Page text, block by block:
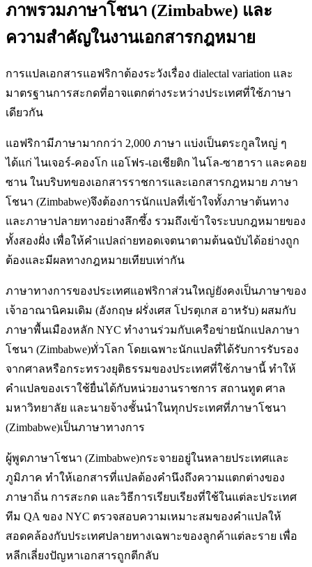
ภาพรวมภาษาโชนา (Zimbabwe) และ
ความสำคัญในงานเอกสารกฎหมาย
การแปลเอกสารแอฟริกาต้องระวังเรื่อง dialectal variation และ
มาตรฐานการสะกดที่อาจแตกต่างระหว่างประเทศที่ใช้ภาษา
เดียวกัน
แอฟริกามีภาษามากกว่า 2,000 ภาษา แบ่งเป็นตระกูลใหญ่ ๆ
ได้แก่ ไนเจอร์-คองโก แอโฟร-เอเชียติก ไนโล-ซาฮารา และคอย
ซาน ในบริบทของเอกสารราชการและเอกสารกฎหมาย ภาษา
โชนา (Zimbabwe)จึงต้องการนักแปลที่เข้าใจทั้งภาษาต้นทาง
และภาษาปลายทางอย่างลึกซึ้ง รวมถึงเข้าใจระบบกฎหมายของ
ทั้งสองฝั่ง เพื่อให้คำแปลถ่ายทอดเจตนาตามต้นฉบับได้อย่างถูก
ต้องและมีผลทางกฎหมายเทียบเท่ากัน
ภาษาทางการของประเทศแอฟริกาส่วนใหญ่ยังคงเป็นภาษาของ
เจ้าอาณานิคมเดิม (อังกฤษ ฝรั่งเศส โปรตุเกส อาหรับ) ผสมกับ
ภาษาพื้นเมืองหลัก NYC ทำงานร่วมกับเครือข่ายนักแปลภาษา
โชนา (Zimbabwe)ทั่วโลก โดยเฉพาะนักแปลที่ได้รับการรับรอง
จากศาลหรือกระทรวงยุติธรรมของประเทศที่ใช้ภาษานี้ ทำให้
คำแปลของเราใช้ยื่นได้กับหน่วยงานราชการ สถานทูต ศาล
มหาวิทยาลัย และนายจ้างชั้นนำในทุกประเทศที่ภาษาโชนา
(Zimbabwe)เป็นภาษาทางการ
ผู้พูดภาษาโชนา (Zimbabwe)กระจายอยู่ในหลายประเทศและ
ภูมิภาค ทำให้เอกสารที่แปลต้องคำนึงถึงความแตกต่างของ
ภาษาถิ่น การสะกด และวิธีการเรียบเรียงที่ใช้ในแต่ละประเทศ
ทีม QA ของ NYC ตรวจสอบความเหมาะสมของคำแปลให้
สอดคล้องกับประเทศปลายทางเฉพาะของลูกค้าแต่ละราย เพื่อ
หลีกเลี่ยงปัญหาเอกสารถูกตีกลับ